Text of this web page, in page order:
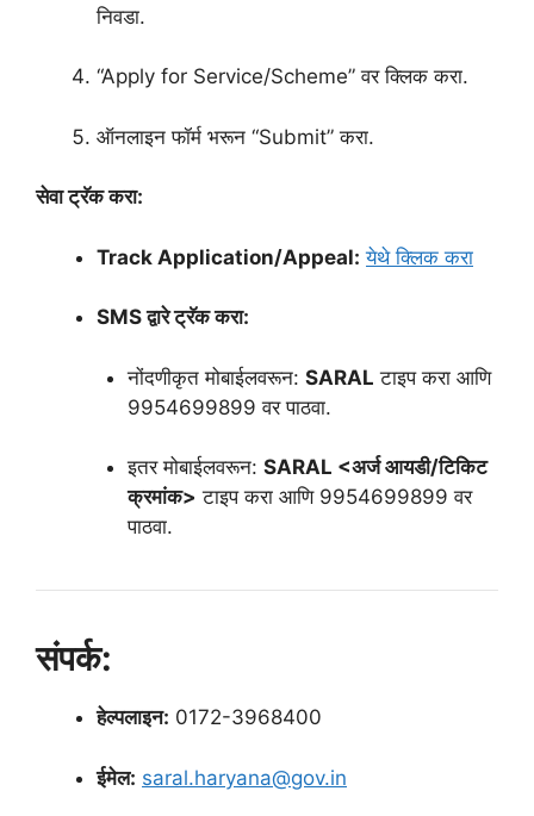
निवडा.
“Apply for Service/Scheme” वर क्लिक करा.
ऑनलाइन फॉर्म भरून “Submit” करा.
सेवा ट्रॅक करा:
Track Application/Appeal: येथे क्लिक करा
SMS द्वारे ट्रॅक करा:
नोंदणीकृत मोबाईलवरून: SARAL टाइप करा आणि
9954699899 वर पाठवा.
इतर मोबाईलवरून: SARAL <अर्ज आयडी/टिकिट
क्रमांक> टाइप करा आणि 9954699899 वर
पाठवा.
संपर्क:
हेल्पलाइन: 0172-3968400
ईमेल: saral.haryana@gov.in